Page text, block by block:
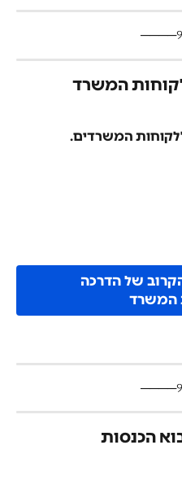
המשרד​
המשרדים.
של הדרכה
המשרד
הכנסות